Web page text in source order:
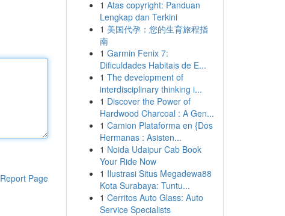
Report Page
1 Atas copyright: Panduan
Lengkap dan Terkini
1 美国代孕：您的生育旅程指
南
1 Garmin Fenix 7:
Dificuldades Habitais de E...
1 The development of
interdisciplinary thinking i...
1 Discover the Power of
Hardwood Charcoal : A Gen...
1 Camion Plataforma en {Dos
Hermanas : Asisten...
1 Noida Udaipur Cab Book
Your Ride Now
1 Ilustrasi Situs Megadewa88
Kota Surabaya: Tuntu...
1 Cerritos Auto Glass: Auto
Service Specialists